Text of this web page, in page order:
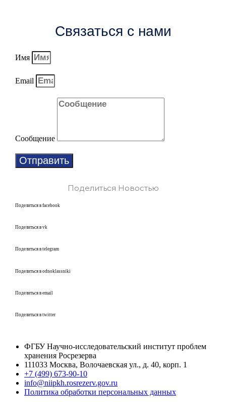
Связаться с нами
Имя
Email
Сообщение
Отправить
Поделиться Новостью
Поделиться в facebook
Поделиться в vk
Поделиться в telegram
Поделиться в odnoklassniki
Поделиться в email
Поделиться в twitter
ФГБУ Научно-исследовательский институт проблем
хранения Росрезерва​
111033 Москва, Волочаевская ул., д. 40, корп. 1
+7 (499) 673-90-10
info@niipkh.rosrezerv.gov.ru
Политика обработки персональных данных